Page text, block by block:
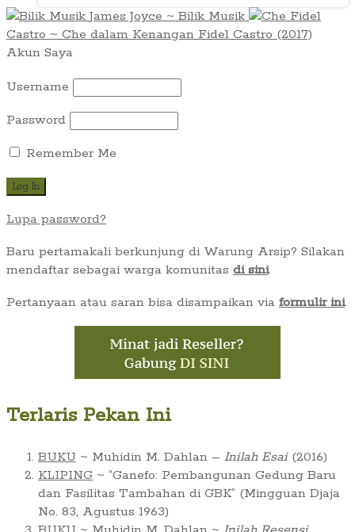
adalah:
Rp 625.000,00.
ini
adalah:
James Joyce ~ Bilik Musik
Fidel
Castro ~ Che dalam Kenangan Fidel Castro (2017)
Akun Saya
Username
Password
Remember Me
Lupa password?
Baru pertamakali berkunjung di Warung Arsip? Silakan
mendaftar sebagai warga komunitas di sini.
Pertanyaan atau saran bisa disampaikan via formulir ini.
Terlaris Pekan Ini
BUKU ~ Muhidin M. Dahlan – Inilah Esai(2016)
KLIPING ~ “Ganefo: Pembangunan Gedung Baru
dan Fasilitas Tambahan di GBK” (Mingguan Djaja
No. 83, Agustus 1963)